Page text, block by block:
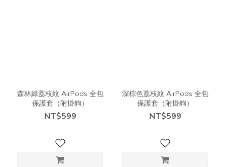
森林綠荔枝紋 AirPods 全包
保護套（附掛鉤）
NT$599
深棕色荔枝紋 AirPods 全包
保護套（附掛鉤）
NT$599